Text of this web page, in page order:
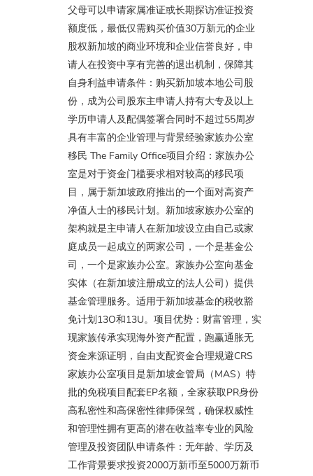
父母可以申请家属准证或长期探访准证投资
额度低，最低仅需购买价值30万新元的企业
股权新加坡的商业环境和企业信誉良好，申
请人在投资中享有完善的退出机制，保障其
自身利益申请条件：购买新加坡本地公司股
份，成为公司股东主申请人持有大专及以上
学历申请人及配偶签署合同时不超过55周岁
具有丰富的企业管理与背景经验家族办公室
移民 The Family Office项目介绍：家族办公
室是对于资金门槛要求相对较高的移民项
目，属于新加坡政府推出的一个面对高资产
净值人士的移民计划。新加坡家族办公室的
架构就是主申请人在新加坡设立由自己或家
庭成员一起成立的两家公司，一个是基金公
司，一个是家族办公室。家族办公室向基金
实体（在新加坡注册成立的法人公司）提供
基金管理服务。适用于新加坡基金的税收豁
免计划13O和13U。项目优势：财富管理，实
现家族传承实现海外资产配置，跑赢通胀无
资金来源证明，自由支配资金合理规避CRS
家族办公室项目是新加坡金管局（MAS）特
批的免税项目配套EP名额，全家获取PR身份
高私密性和高保密性律师保驾，确保权威性
和管理性拥有更高的潜在收益率专业的风险
管理及投资团队申请条件：无年龄、学历及
工作背景要求投资2000万新币至5000万新币